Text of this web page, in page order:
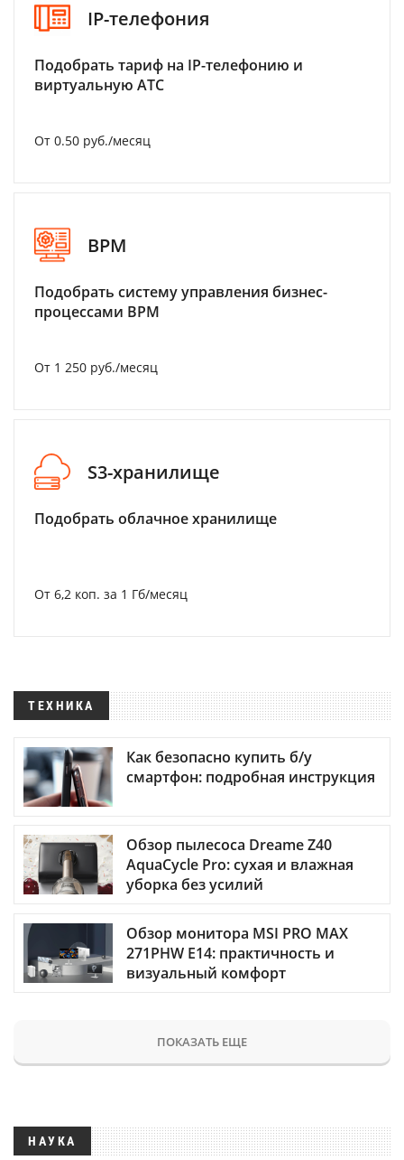
IP-телефония
Подобрать тариф на IP-телефонию и
виртуальную АТС
От 0.50 руб./месяц
BPM
Подобрать систему управления бизнес-
процессами BPM
От 1 250 руб./месяц
S3-хранилище
Подобрать облачное хранилище
От 6,2 коп. за 1 Гб/месяц
ТЕХНИКА
Как безопасно купить б/у
смартфон: подробная инструкция
Обзор пылесоса Dreame Z40
AquaCycle Pro: сухая и влажная
уборка без усилий
Обзор монитора MSI PRO MAX
271PHW E14: практичность и
визуальный комфорт
ПОКАЗАТЬ ЕЩЕ
НАУКА